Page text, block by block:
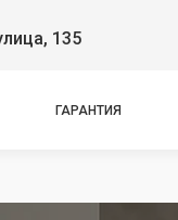
135
ГАРАНТИЯ